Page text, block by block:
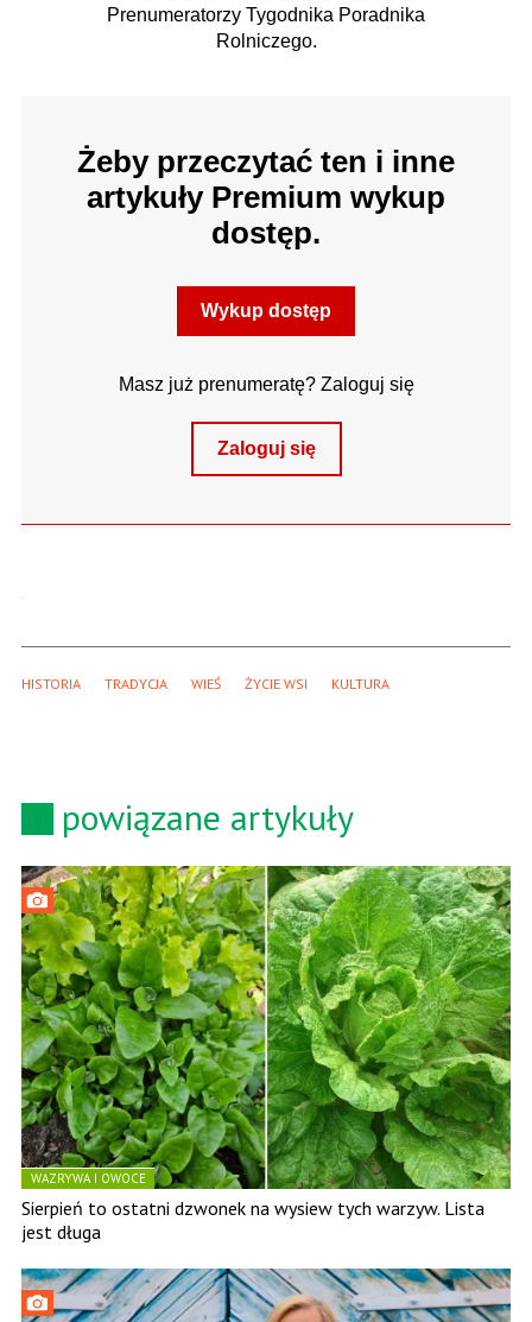
Prenumeratorzy Tygodnika Poradnika
Rolniczego.
Żeby przeczytać ten i inne
artykuły Premium wykup
dostęp.
Wykup dostęp
Masz już prenumeratę? Zaloguj się
Zaloguj się
HISTORIA TRADYCJA WIEŚ ŻYCIE WSI KULTURA
powiązane artykuły
WAZRYWA I OWOCE
Sierpień to ostatni dzwonek na wysiew tych warzyw. Lista
jest długa